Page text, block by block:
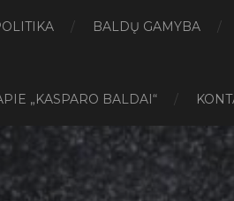
BALDŲ GAMYBA
„KASPARO BALDAI“